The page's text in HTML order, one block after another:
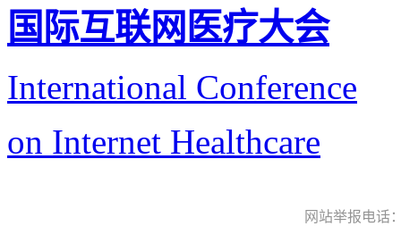
国际互联网医疗大会
International Conference
on Internet Healthcare
网站举报电话